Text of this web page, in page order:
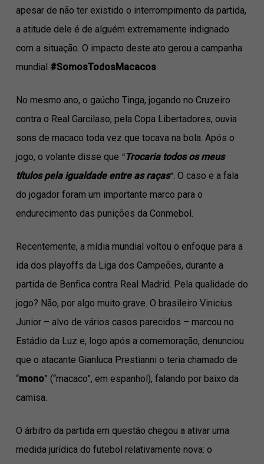
apesar de não ter existido o interrompimento da partida,
a atitude dele é de alguém extremamente indignado
com a situação. O impacto deste ato gerou a campanha
mundial #SomosTodosMacacos.
No mesmo ano, o gaúcho Tinga, jogando no Cruzeiro
contra o Real Garcilaso, pela Copa Libertadores, ouvia
sons de macaco toda vez que tocava na bola. Após o
jogo, o volante disse que “Trocaria todos os meus
títulos pela igualdade entre as raças“. O caso e a fala
do jogador foram um importante marco para o
endurecimento das punições da Conmebol.
Recentemente, a mídia mundial voltou o enfoque para a
ida dos playoffs da Liga dos Campeões, durante a
partida de Benfica contra Real Madrid. Pela qualidade do
jogo? Não, por algo muito grave. O brasileiro Vinicius
Junior – alvo de vários casos parecidos – marcou no
Estádio da Luz e, logo após a comemoração, denunciou
que o atacante Gianluca Prestianni o teria chamado de
“mono” (“macaco”, em espanhol), falando por baixo da
camisa.
O árbitro da partida em questão chegou a ativar uma
medida jurídica do futebol relativamente nova: o